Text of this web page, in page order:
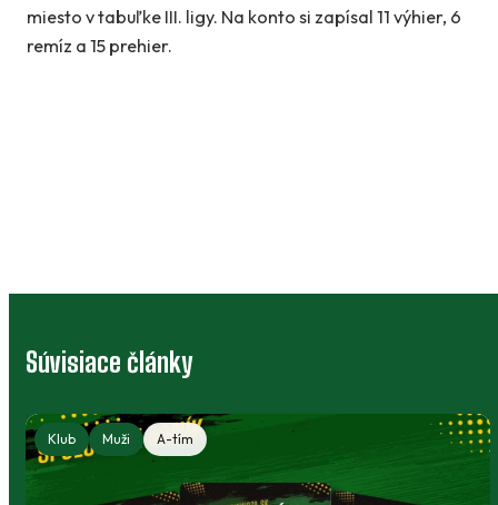
miesto v tabuľke III. ligy. Na konto si zapísal 11 výhier, 6
remíz a 15 prehier.
Súvisiace články
Klub Muži A-tím